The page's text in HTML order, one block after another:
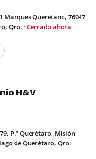
Marques Queretano, 76047
Qro. ·Cerrado ahora
H&V
P.º Querétaro, Misión
de Querétaro, Qro. ·